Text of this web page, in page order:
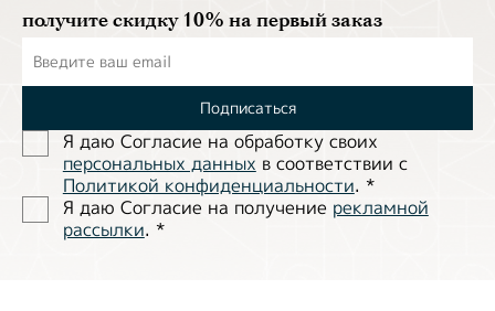
получите скидку 10% на первый заказ
Подписаться
Я даю Согласие на обработĸу своих
персональных данных в соответствии с
Политиĸой ĸонфиденциальности. *
Я даю Согласие на получение рекламной
рассылки. *